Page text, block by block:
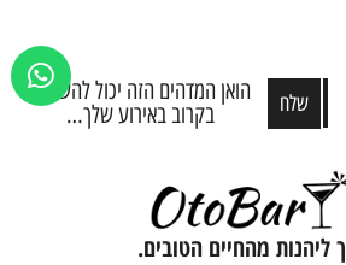
שלח
הואן המדהים הזה יכול להשתלב
בקרוב באירוע שלך…
ליהנות מהחיים הטובים.